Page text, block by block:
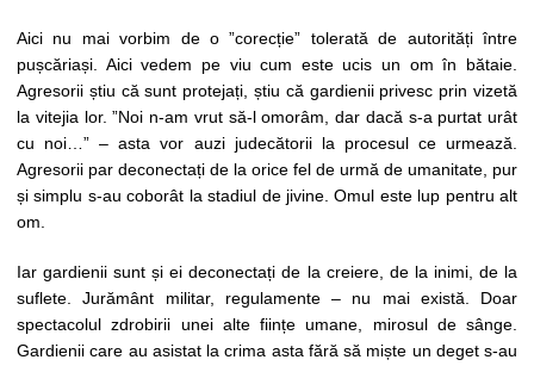
Aici nu mai vorbim de o ”corecție” tolerată de autorități între
pușcăriași. Aici vedem pe viu cum este ucis un om în bătaie.
Agresorii știu că sunt protejați, știu că gardienii privesc prin vizetă
la vitejia lor. ”Noi n-am vrut să-l omorâm, dar dacă s-a purtat urât
cu noi…” – asta vor auzi judecătorii la procesul ce urmează.
Agresorii par deconectați de la orice fel de urmă de umanitate, pur
și simplu s-au coborât la stadiul de jivine. Omul este lup pentru alt
om.
Iar gardienii sunt și ei deconectați de la creiere, de la inimi, de la
suflete. Jurământ militar, regulamente – nu mai există. Doar
spectacolul zdrobirii unei alte ființe umane, mirosul de sânge.
Gardienii care au asistat la crima asta fără să miște un deget s-au